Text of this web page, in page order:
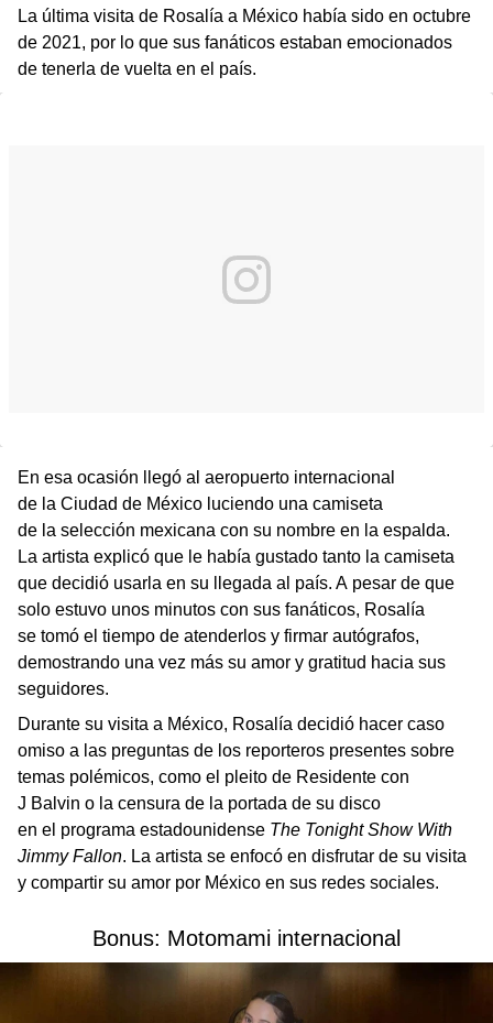
La última visita de Rosalía a México había sido en octubre
de 2021, por lo que sus fanáticos estaban emocionados
de tenerla de vuelta en el país.
En esa ocasión llegó al aeropuerto internacional
de la Ciudad de México luciendo una camiseta
de la selección mexicana con su nombre en la espalda.
La artista explicó que le había gustado tanto la camiseta
que decidió usarla en su llegada al país. A pesar de que
solo estuvo unos minutos con sus fanáticos, Rosalía
se tomó el tiempo de atenderlos y firmar autógrafos,
demostrando una vez más su amor y gratitud hacia sus
seguidores.
Durante su visita a México, Rosalía decidió hacer caso
omiso a las preguntas de los reporteros presentes sobre
temas polémicos, como el pleito de Residente con
J Balvin o la censura de la portada de su disco
en el programa estadounidense The Tonight Show With
Jimmy Fallon. La artista se enfocó en disfrutar de su visita
y compartir su amor por México en sus redes sociales.
Bonus: Motomami internacional